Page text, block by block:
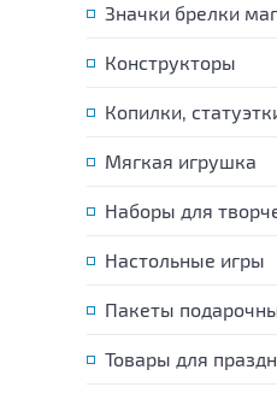
Значки брелки
Конструкторы
Копилки,
Мягкая игрушка
Наборы для
Настольные игры
Пакеты
Товары для
Rider" от 14 лет, 2 вида